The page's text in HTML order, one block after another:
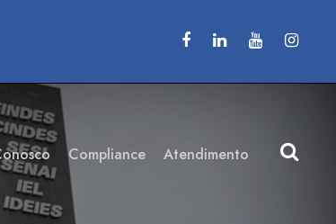
Compliance Atendimento